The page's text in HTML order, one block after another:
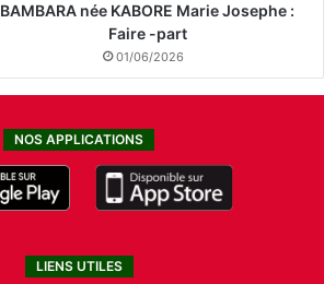
BAMBARA née KABORE Marie Josephe :
Faire -part
01/06/2026
NOS APPLICATIONS
LIENS UTILES